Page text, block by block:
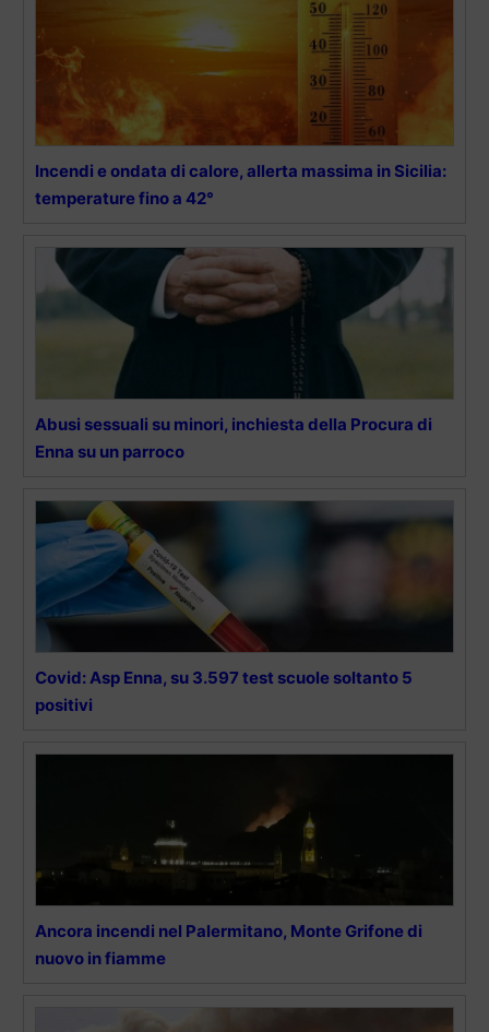
Incendi e ondata di calore, allerta massima in Sicilia:
temperature fino a 42°
Abusi sessuali su minori, inchiesta della Procura di
Enna su un parroco
Covid: Asp Enna, su 3.597 test scuole soltanto 5
positivi
Ancora incendi nel Palermitano, Monte Grifone di
nuovo in fiamme